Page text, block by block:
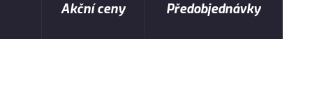
Akční ceny Předobjednávky